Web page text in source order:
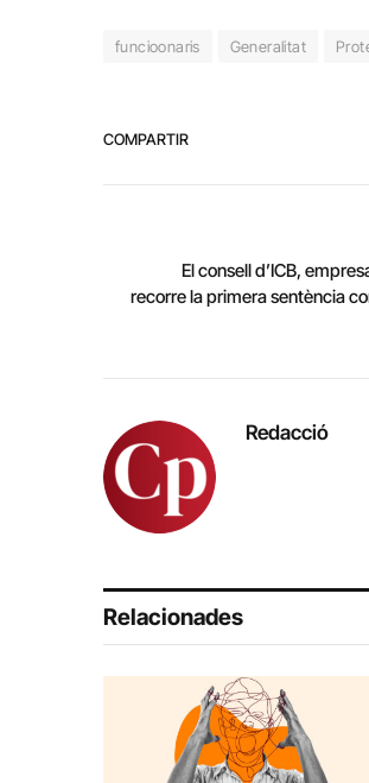
funcioonaris Generalitat
COMPARTIR
El consell d’ICB,
recorre la primera sentència
Redacció
Relacionades